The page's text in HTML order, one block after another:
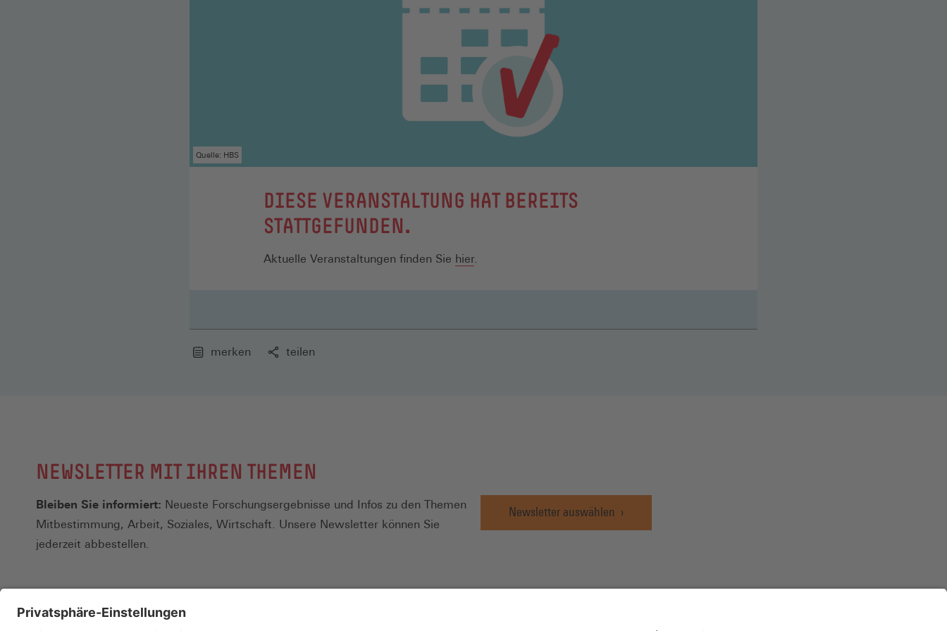
Quelle: HBS
:
DIESE VERANSTALTUNG HAT BEREITS
STATTGEFUNDEN.
Aktuelle Veranstaltungen finden Sie hier.
merken teilen
NEWSLETTER MIT IHREN THEMEN
Bleiben Sie informiert: Neueste Forschungsergebnisse und Infos zu den Themen
Mitbestimmung, Arbeit, Soziales, Wirtschaft. Unsere Newsletter können Sie
jederzeit abbestellen.
Newsletter auswählen